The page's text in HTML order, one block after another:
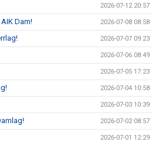
2026-07-12 20:57
Dam! 2026-07-08 08:58
2026-07-07 09:23
2026-07-06 08:49
2026-07-05 17:23
2026-07-04 10:58
2026-07-03 10:39
2026-07-02 08:57
2026-07-01 12:29